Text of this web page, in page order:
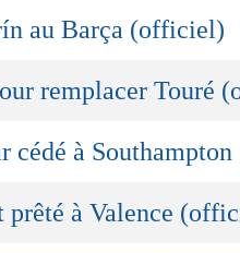
au Barça (officiel)
remplacer Touré
cédé à
prêté à Valence